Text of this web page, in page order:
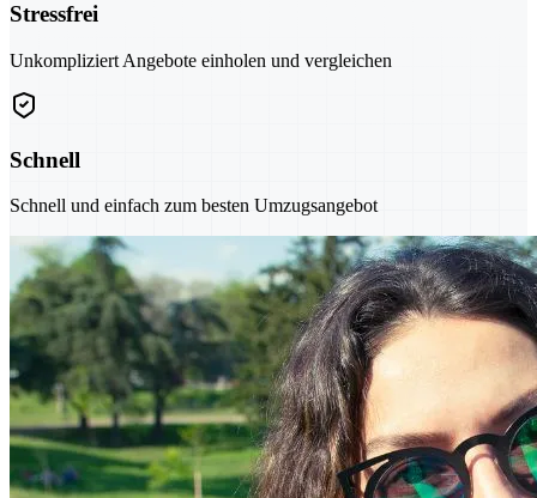
Stressfrei
Unkompliziert Angebote einholen und vergleichen
Schnell
Schnell und einfach zum besten Umzugsangebot